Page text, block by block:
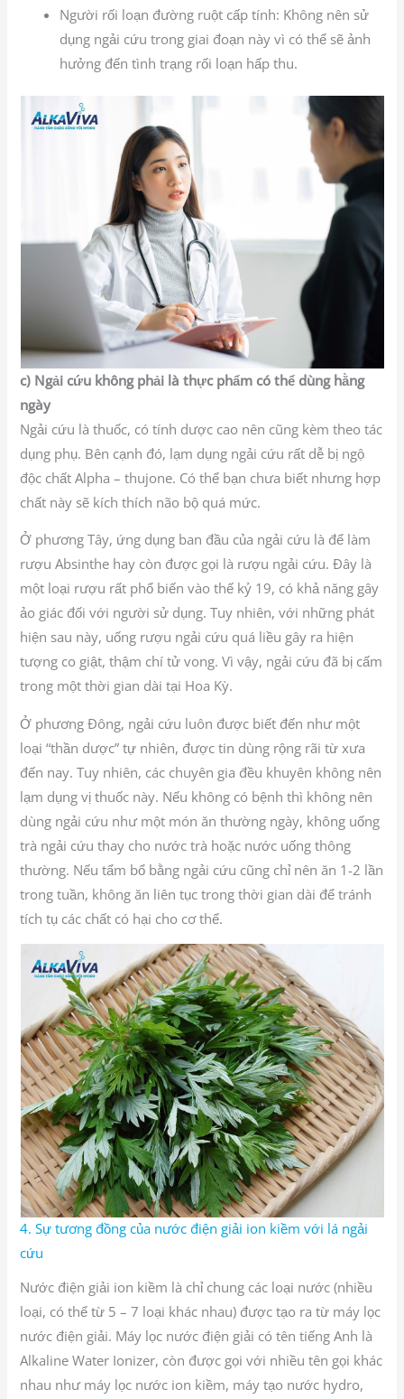
Người rối loạn đường ruột cấp tính: Không nên sử
dụng ngải cứu trong giai đoạn này vì có thể sẽ ảnh
hưởng đến tình trạng rối loạn hấp thu.
c) Ngải cứu không phải là thực phẩm có thể dùng hằng
ngày
Ngải cứu là thuốc, có tính dược cao nên cũng kèm theo tác
dụng phụ. Bên cạnh đó, lạm dụng ngải cứu rất dễ bị ngộ
độc chất Alpha – thujone. Có thể bạn chưa biết nhưng hợp
chất này sẽ kích thích não bộ quá mức.
Ở phương Tây, ứng dụng ban đầu của ngải cứu là để làm
rượu Absinthe hay còn được gọi là rượu ngải cứu. Đây là
một loại rượu rất phổ biến vào thế kỷ 19, có khả năng gây
ảo giác đối với người sử dụng. Tuy nhiên, với những phát
hiện sau này, uống rượu ngải cứu quá liều gây ra hiện
tượng co giật, thậm chí tử vong. Vì vậy, ngải cứu đã bị cấm
trong một thời gian dài tại Hoa Kỳ.
Ở phương Đông, ngải cứu luôn được biết đến như một
loại “thần dược” tự nhiên, được tin dùng rộng rãi từ xưa
đến nay. Tuy nhiên, các chuyên gia đều khuyên không nên
lạm dụng vị thuốc này. Nếu không có bệnh thì không nên
dùng ngải cứu như một món ăn thường ngày, không uống
trà ngải cứu thay cho nước trà hoặc nước uống thông
thường. Nếu tẩm bổ bằng ngải cứu cũng chỉ nên ăn 1-2 lần
trong tuần, không ăn liên tục trong thời gian dài để tránh
tích tụ các chất có hại cho cơ thể.
4. Sự tương đồng của nước điện giải ion kiềm với lá ngải
cứu
Nước điện giải ion kiềm là chỉ chung các loại nước (nhiều
loại, có thể từ 5 – 7 loại khác nhau) được tạo ra từ máy lọc
nước điện giải. Máy lọc nước điện giải có tên tiếng Anh là
Alkaline Water Ionizer, còn được gọi với nhiều tên gọi khác
nhau như máy lọc nước ion kiềm, máy tạo nước hydro,